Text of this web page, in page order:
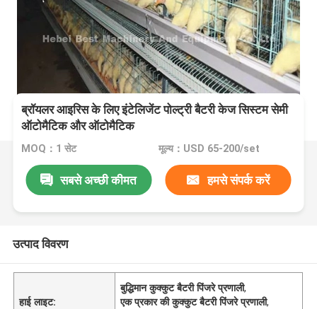
ब्रॉयलर आइरिस के लिए इंटेलिजेंट पोल्ट्री बैटरी केज सिस्टम सेमी
ऑटोमैटिक और ऑटोमैटिक
MOQ：1 सेट मूल्य：USD 65-200/set
सबसे अच्छी कीमत हमसे संपर्क करें
उत्पाद विवरण
हाई लाइट:
बुद्धिमान कुक्कुट बैटरी पिंजरे प्रणाली,
एक प्रकार की कुक्कुट बैटरी पिंजरे प्रणाली,